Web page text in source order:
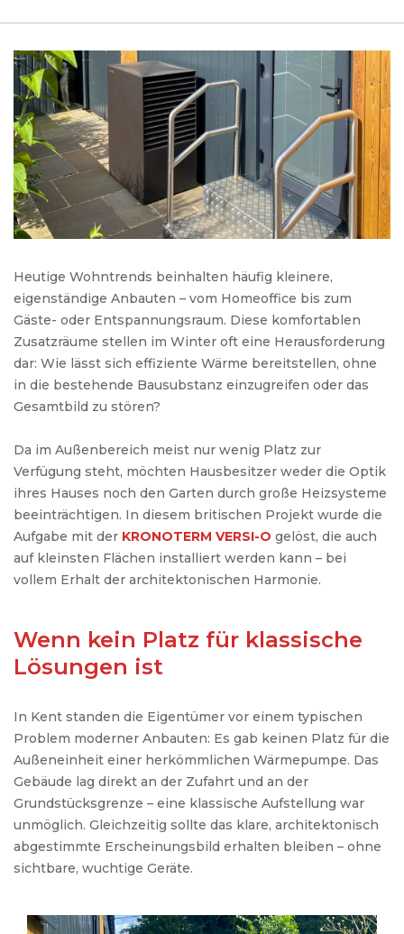
Heutige Wohntrends beinhalten häufig kleinere,
eigenständige Anbauten – vom Homeoffice bis zum
Gäste- oder Entspannungsraum. Diese komfortablen
Zusatzräume stellen im Winter oft eine Herausforderung
dar: Wie lässt sich effiziente Wärme bereitstellen, ohne
in die bestehende Bausubstanz einzugreifen oder das
Gesamtbild zu stören?
Da im Außenbereich meist nur wenig Platz zur
Verfügung steht, möchten Hausbesitzer weder die Optik
ihres Hauses noch den Garten durch große Heizsysteme
beeinträchtigen. In diesem britischen Projekt wurde die
Aufgabe mit der KRONOTERM VERSI-O gelöst, die auch
auf kleinsten Flächen installiert werden kann – bei
vollem Erhalt der architektonischen Harmonie.
Wenn kein Platz für klassische
Lösungen ist
In Kent standen die Eigentümer vor einem typischen
Problem moderner Anbauten: Es gab keinen Platz für die
Außeneinheit einer herkömmlichen Wärmepumpe. Das
Gebäude lag direkt an der Zufahrt und an der
Grundstücksgrenze – eine klassische Aufstellung war
unmöglich. Gleichzeitig sollte das klare, architektonisch
abgestimmte Erscheinungsbild erhalten bleiben – ohne
sichtbare, wuchtige Geräte.